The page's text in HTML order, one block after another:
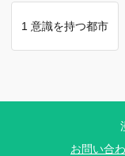
1 意識を持つ都市
お問い合